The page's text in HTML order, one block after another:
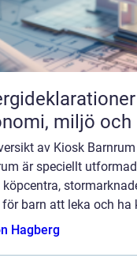
i Örebro
miljö och
av Kiosk
är speciellt
barn att leka och ha
Hagberg